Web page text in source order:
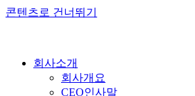
콘텐츠로 건너뛰기
회사소개
회사개요
CEO인사말